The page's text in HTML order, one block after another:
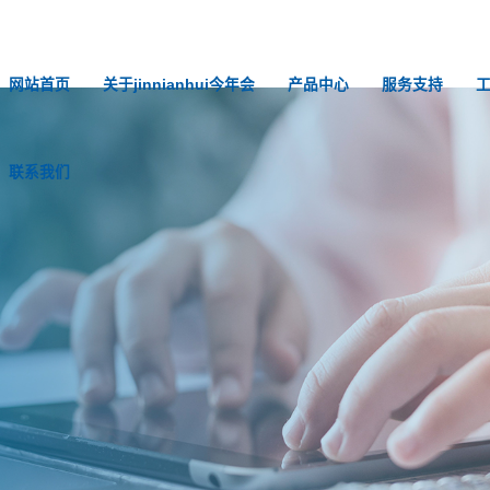
网站首页 关于jinnianhui今年会 产品中心 服务支持
联系我们